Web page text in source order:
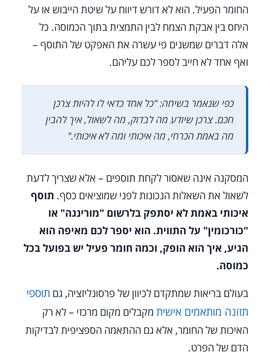
החומר הפעיל. הוא לא דורש דיווח על שיטת הייבוש או על
היחס בין אבקת הצמח לבין התמצית בתוך הכמוסה. כל
אלה דברים שמשנים פי עשרה את האפקט של התוסף –
ואף אחד לא חייב לספר לכם עליהם.
כפי שנאמר בשיחה: "כל אחד כדאי לו להיות צרכן
חכם. צרכן שיודע מה לבדוק, מה לשאול, איך להבין
מה באמת הכרחי, מה איכותי ומה לא איכותי."
המסקנה אינה שאסור לקחת תוספים – אלא שצריך לדעת
לשאול את השאלות הנכונות לפני שמוציאים כסף. תוסף
איכותי באמת לא יסתפק בלרשום "מורינגה" או
"כורכומין" על התווית. הוא יספר לכם מאיפה הוא
הגיע, איך הוא הופק, וכמה חומר פעיל יש בפועל בכל
כמוסה.
בעולם בריאות שמתקדם לכיוון של פרסונליזציה, גם תוספי
תזונה מותאמים אישית מקבלים מקום מרכזי – לא רק
האיכות של החומר, אלא גם ההתאמה הספציפית לבדיקות
הדם של הפרט.